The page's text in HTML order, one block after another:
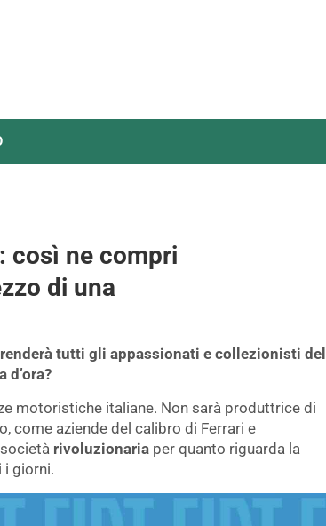
così ne compri
di una
tutti gli appassionati e collezionisti del
d’ora?
motoristiche italiane. Non sarà produttrice di
come aziende del calibro di Ferrari e
rivoluzionaria per quanto riguarda la
i giorni.